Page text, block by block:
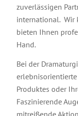
zuverlässigen
international. Wir
bieten Ihnen
Hand.
Bei der
Produktes oder
Faszinierende